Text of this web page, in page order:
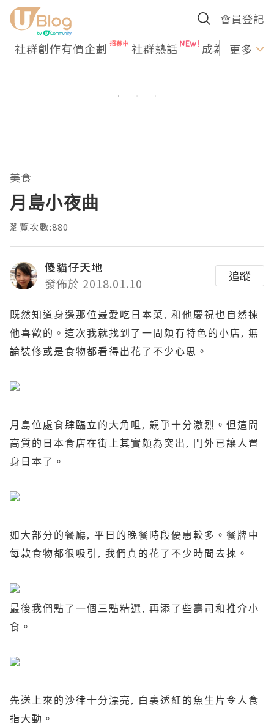
會員登記
社群創作有價企劃 社群熱話 成為U更多
美食
月島小夜曲
瀏覽次數:880
傻貓仔天地
發佈於 2018.01.10
追蹤
既然知道身邊那位最愛吃日本菜, 和他慶祝也自然揀
他喜歡的。這次我就找到了一間頗有特色的小店, 無
論裝修或是食物都看得出花了不少心思。
月島位處食肆臨立的大角咀, 競爭十分激烈。但這間
高質的日本食店在街上其實頗為突出, 門外已讓人置
身日本了。
如大部分的餐廳, 平日的晚餐時段優惠較多。餐牌中
每款食物都很吸引, 我們真的花了不少時間去揀。
最後我們點了一個三點精選, 再添了些壽司和推介小
食。
先送上來的沙律十分漂亮, 白裏透紅的魚生片令人食
指大動。